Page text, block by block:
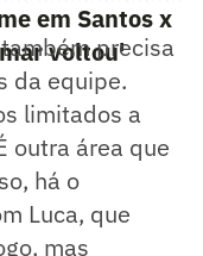
em Santos x
voltou'precisa
da equipe.
limitados a
outra área que
há o
Luca, que
mas